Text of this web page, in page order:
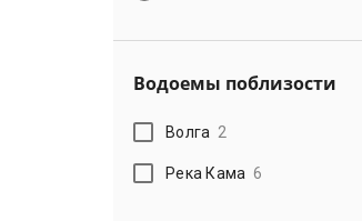
Водоемы поблизости
Волга 2
Река Кама 6